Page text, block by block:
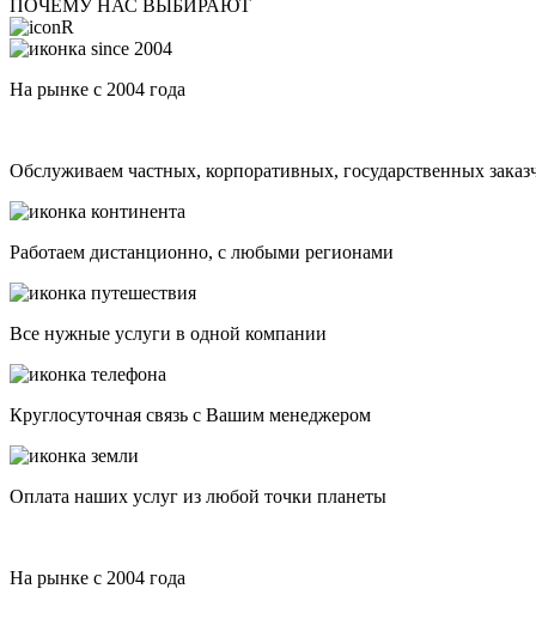
ПОЧЕМУ НАС ВЫБИРАЮТ
На рынке с 2004 года
Обслуживаем частных, корпоративных, государственных
Работаем дистанционно, с любыми регионами
Все нужные услуги в одной компании
Круглосуточная связь с Вашим менеджером
Оплата наших услуг из любой точки планеты
На рынке с 2004 года